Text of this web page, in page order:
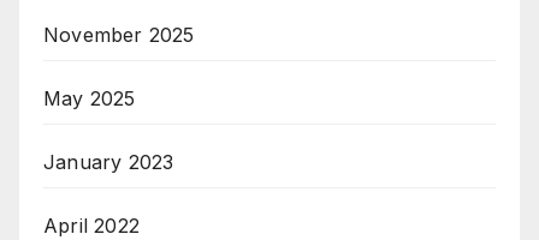
November 2025
May 2025
January 2023
April 2022